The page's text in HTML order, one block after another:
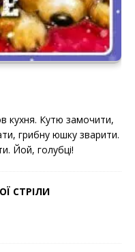
кухня. Кутю замочити,
грибну юшку зварити.
Йой, голубці!
СТРІЛИ